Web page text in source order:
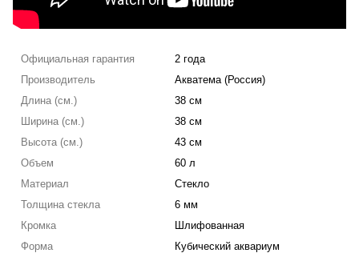
Официальная гарантия
2 года
Производитель
Акватема (Россия)
Длина (см.)
38 см
Ширина (см.)
38 см
Высота (см.)
43 см
Объем
60 л
Материал
Стекло
Толщина стекла
6 мм
Кромка
Шлифованная
Форма
Кубический аквариум